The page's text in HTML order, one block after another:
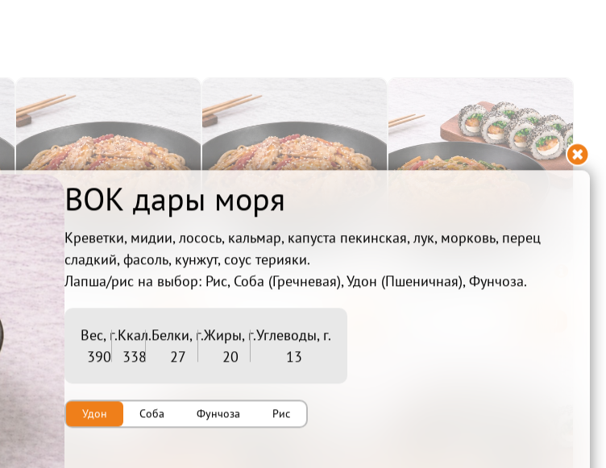
ВОК Удон с курицей по
промокоду
 ВОК с курицей
479₽
Комбо №3 (Вок с
овощами + ролл дня)

ВОК дары моря
Креветки, мидии, лосось, кальмар, капуста пекинская, лук, морковь, перец
сладкий, фасоль, кунжут, соус терияки.
Лапша/рис на выбор: Рис, Соба (Гречневая), Удон (Пшеничная), Фунчоза.
Вес, г.
390
Ккал.
338
Белки, г.
27
Жиры, г.
20
Углеводы, г.
13
Удон Соба Фунчоза Рис